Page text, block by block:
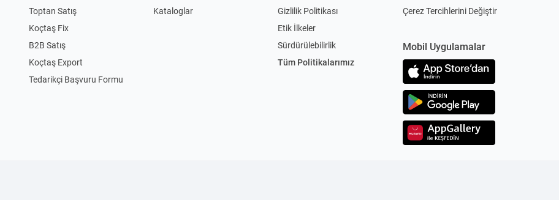
Toptan Satış
Koçtaş Fix
B2B Satış
Koçtaş Export
Tedarikçi Başvuru Formu
Kataloglar
Gizlilik Politikası
Etik İlkeler
Sürdürülebilirlik
Tüm Politikalarımız
Çerez Tercihlerini Değiştir
Mobil Uygulamalar